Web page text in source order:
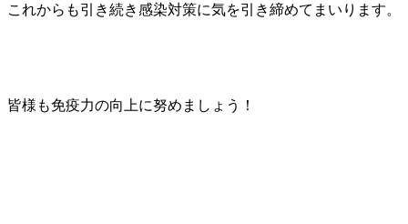
これからも引き続き感染対策に気を引き締めてまいります。
皆様も免疫力の向上に努めましょう！